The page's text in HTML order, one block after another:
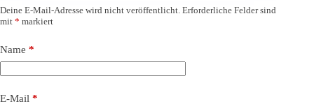
Deine E-Mail-Adresse wird nicht veröffentlicht. Erforderliche Felder sind
mit * markiert
Name *
E-Mail *